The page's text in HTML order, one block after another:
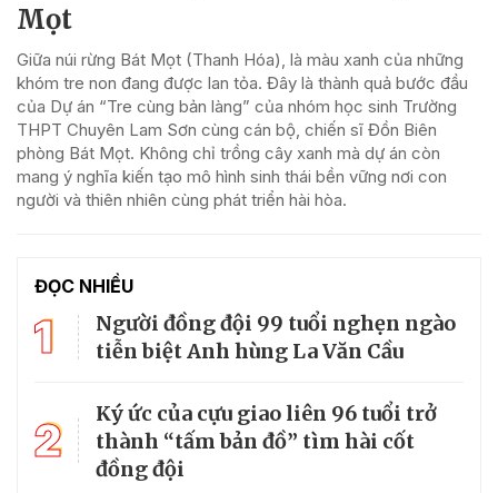
Mọt
Giữa núi rừng Bát Mọt (Thanh Hóa), là màu xanh của những
khóm tre non đang được lan tỏa. Đây là thành quả bước đầu
của Dự án “Tre cùng bản làng” của nhóm học sinh Trường
THPT Chuyên Lam Sơn cùng cán bộ, chiến sĩ Đồn Biên
phòng Bát Mọt. Không chỉ trồng cây xanh mà dự án còn
mang ý nghĩa kiến tạo mô hình sinh thái bền vững nơi con
người và thiên nhiên cùng phát triển hài hòa.
ĐỌC NHIỀU
1
Người đồng đội 99 tuổi nghẹn ngào
tiễn biệt Anh hùng La Văn Cầu
2
Ký ức của cựu giao liên 96 tuổi trở
thành “tấm bản đồ” tìm hài cốt
đồng đội